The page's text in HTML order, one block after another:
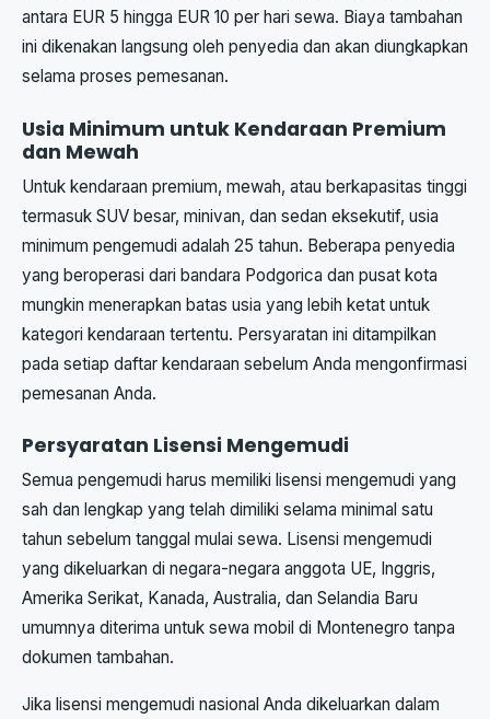
antara EUR 5 hingga EUR 10 per hari sewa. Biaya tambahan
ini dikenakan langsung oleh penyedia dan akan diungkapkan
selama proses pemesanan.
Usia Minimum untuk Kendaraan Premium
dan Mewah
Untuk kendaraan premium, mewah, atau berkapasitas tinggi
termasuk SUV besar, minivan, dan sedan eksekutif, usia
minimum pengemudi adalah 25 tahun. Beberapa penyedia
yang beroperasi dari bandara Podgorica dan pusat kota
mungkin menerapkan batas usia yang lebih ketat untuk
kategori kendaraan tertentu. Persyaratan ini ditampilkan
pada setiap daftar kendaraan sebelum Anda mengonfirmasi
pemesanan Anda.
Persyaratan Lisensi Mengemudi
Semua pengemudi harus memiliki lisensi mengemudi yang
sah dan lengkap yang telah dimiliki selama minimal satu
tahun sebelum tanggal mulai sewa. Lisensi mengemudi
yang dikeluarkan di negara-negara anggota UE, Inggris,
Amerika Serikat, Kanada, Australia, dan Selandia Baru
umumnya diterima untuk sewa mobil di Montenegro tanpa
dokumen tambahan.
Jika lisensi mengemudi nasional Anda dikeluarkan dalam